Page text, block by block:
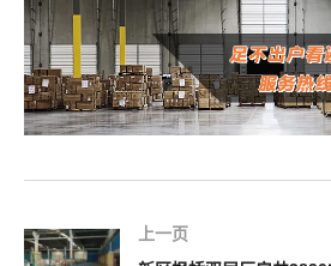
上一页